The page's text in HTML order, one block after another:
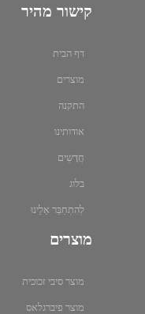
קישור מהיר
דף הבית
מוצרים
התקנה
אודותינו
חֲדָשִים
בלוג
לְהִתְחַבֵּר אֵלֵינוּ
מוצרים
מוצר סיבי זכוכית
מוצר פיברגלאס